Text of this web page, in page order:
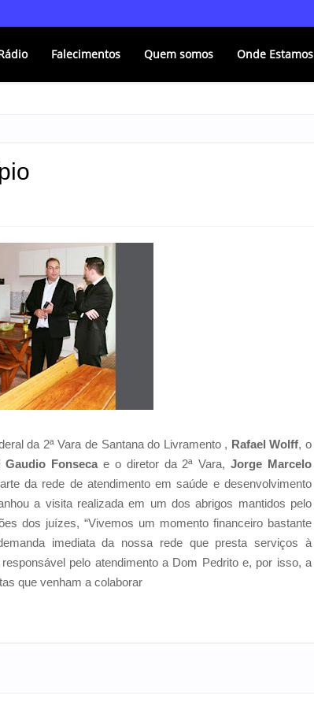
Falecimentos Quem somos Onde Estamos
da 2ª Vara de Santana do Livramento , Rafael Wolff, o
Gaudio Fonseca e o diretor da 2ª Vara,Jorge Marcelo
da rede de atendimento em saúde e desenvolvimento
a visita realizada em um dos abrigos mantidos pelo
dos juízes, “Vivemos um momento financeiro bastante
imediata da nossa rede que presta serviços à
pelo atendimento a Dom Pedrito e, por isso, a
que venham a colaborar